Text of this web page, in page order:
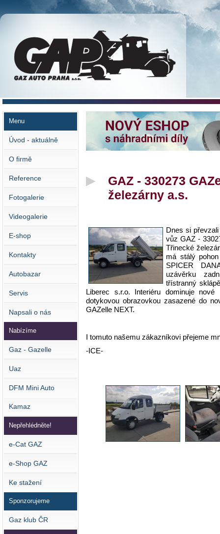
GAZ AUTO PRAHA s.r.o.
Menu
Úvod - aktuálně
O firmě
Reference
Fotogalerie
Videogalerie
E-shop
Kontakty
Autobazar
Servis
Napsali o nás
Nabízíme
Gaz - Gazelle
Uaz
DFM Mini Auto
Kamaz
Nepřehlédněte!
e-Cat GAZ
e-Shop GAZ
Ke stažení
Sponzorujeme
Gaz klub ČR
GAZ - 330273
železárny a.s.
Dnes si
vůz GAZ -
Třinecké
má stálý
SPICER
uzávěrku
třístranný
Liberec s.r.o. Interiéru dominuje nové
dotykovou obrazovkou zasazené do
GAZelle NEXT.
I tomuto našemu zákazníkovi přejeme
-ICE-